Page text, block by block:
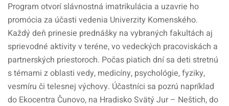
Program otvorí slávnostná imatrikulácia a uzavrie ho
promócia za účasti vedenia Univerzity Komenského.
Každý deň prinesie prednášky na vybraných fakultách aj
sprievodné aktivity v teréne, vo vedeckých pracoviskách a
partnerských priestoroch. Počas piatich dní sa deti stretnú
s témami z oblasti vedy, medicíny, psychológie, fyziky,
vesmíru či telesnej výchovy. Účastníci sa pozrú napríklad
do Ekocentra Čunovo, na Hradisko Svätý Jur – Neštich, do